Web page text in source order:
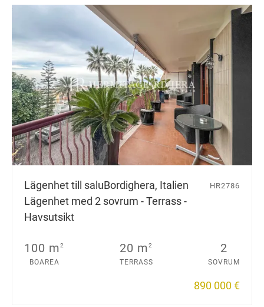
Lägenhet till saluBordighera, Italien
Lägenhet med 2 sovrum - Terrass -
Havsutsikt
HR2786
100 m2
BOAREA
20 m2
TERRASS
2
SOVRUM
890 000 €